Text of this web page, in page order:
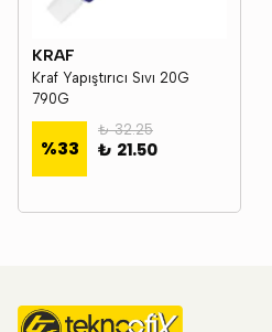
KRAF
Kraf Yapıştırıcı Sıvı 20G
790G
%33
₺ 32.25
₺ 21.50